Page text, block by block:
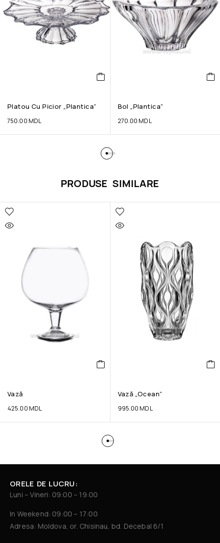
Platou Cu Picior „Plantica”
750.00 MDL
Bol „Plantica”
270.00 MDL
PRODUSE SIMILARE
Vază
425.00 MDL
Vază „Ocean”
995.00 MDL
ORELE DE LUCRU:
Luni – Vineri: 09:00 – 19:00
In Weekend: 09:00 – 17:00
Adresa: Moldova, or. Chisinau, bd. Decebal 6/1